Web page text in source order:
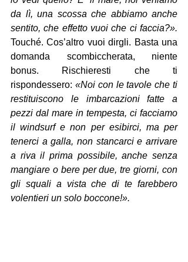
da lì, una scossa che abbiamo anche
sentito, che effetto vuoi che ci faccia?».
Touché. Cos’altro vuoi dirgli. Basta una
domanda scombiccherata, niente
bonus. Rischieresti che ti
rispondessero: «Noi con le tavole che ti
restituiscono le imbarcazioni fatte a
pezzi dal mare in tempesta, ci facciamo
il windsurf e non per esibirci, ma per
tenerci a galla, non stancarci e arrivare
a riva il prima possibile, anche senza
mangiare o bere per due, tre giorni, con
gli squali a vista che di te farebbero
volentieri un solo boccone!».